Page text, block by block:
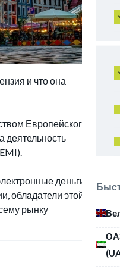
и что она
Европейского
деятельность
деньги, а
обладатели этой
рынку